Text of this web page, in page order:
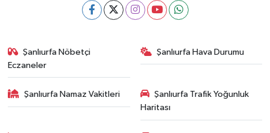
Şanlıurfa Nöbetçi
Eczaneler
Şanlıurfa Hava Durumu
Şanlıurfa Namaz Vakitleri
Şanlıurfa Trafik Yoğunluk
Haritası